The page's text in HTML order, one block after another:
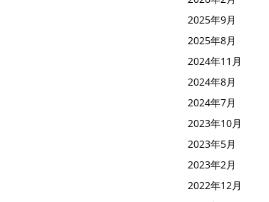
2025年9月
2025年8月
2024年11月
2024年8月
2024年7月
2023年10月
2023年5月
2023年2月
2022年12月